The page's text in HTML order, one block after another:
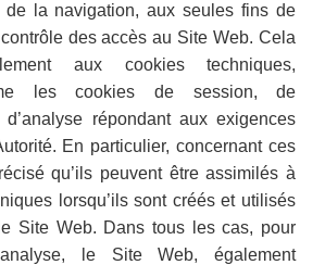
de la navigation, aux seules fins de
des accès au Site Web. Cela
aux cookies techniques,
les cookies de session, de
répondant aux exigences
En particulier, concernant ces
qu’ils peuvent être assimilés à
lorsqu’ils sont créés et utilisés
Site Web. Dans tous les cas, pour
le Site Web, également